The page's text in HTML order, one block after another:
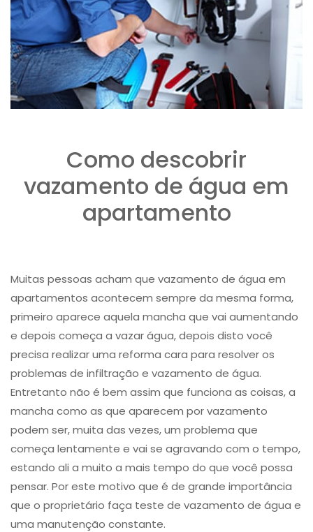
Como descobrir
vazamento de água em
apartamento
Muitas pessoas acham que ​vazamento de água em
apartamentos acontecem sempre da mesma forma,
primeiro aparece aquela mancha que vai aumentando
e depois começa a vazar água, depois disto você
precisa realizar uma reforma cara para resolver os
problemas de infiltração e vazamento de água.
Entretanto não é bem assim que funciona as coisas, a
mancha como as que aparecem por vazamento
podem ser, muita das vezes, um problema que
começa lentamente e vai se agravando com o tempo,
estando ali a muito a mais tempo do que você possa
pensar. Por este motivo que é de grande importância
que o proprietário faça teste de vazamento de água​ e
uma manutenção constante.